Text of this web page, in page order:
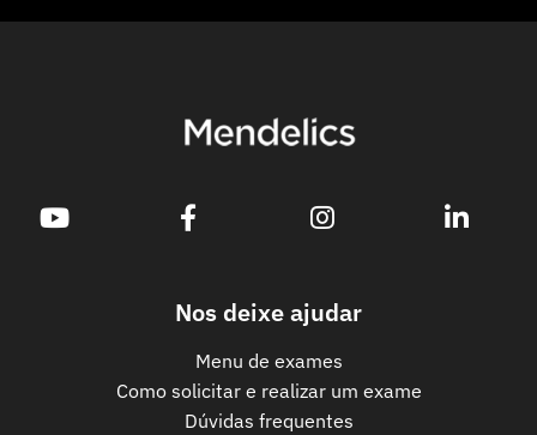
Nos deixe ajudar
Menu de exames
Como solicitar e realizar um exame
Dúvidas frequentes